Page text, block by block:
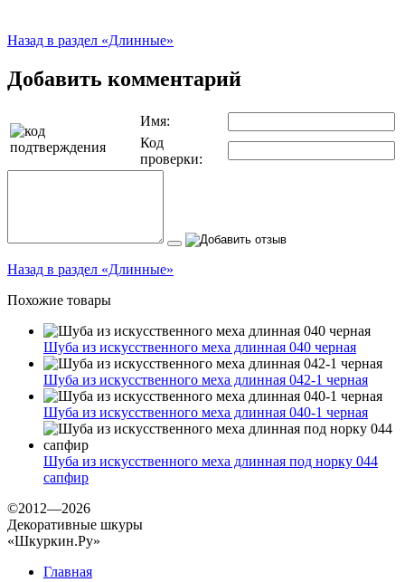
Назад в раздел «Длинные»
Добавить комментарий
Имя:
Код
проверки:
Назад в раздел «Длинные»
Похожие товары
Шуба из искусственного меха длинная 040 черная
Шуба из искусственного меха длинная 042-1 черная
Шуба из искусственного меха длинная 040-1 черная
Шуба из искусственного меха длинная под норку 044
сапфир
©2012—2026
Декоративные шкуры
«Шкуркин.Ру»
Главная